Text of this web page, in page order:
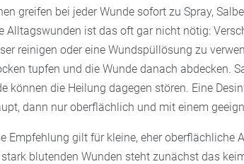
greifen bei jeder Wunde sofort zu Spray,
Alltagswunden ist das oft gar nicht nötig:
reinigen oder eine Wundspüllösung zu
tupfen und die Wunde danach abdecken.
können die Heilung dagegen stören. Eine
dann nur oberflächlich und mit einem
Empfehlung gilt für kleine, eher oberflächliche
blutenden Wunden steht zunächst das